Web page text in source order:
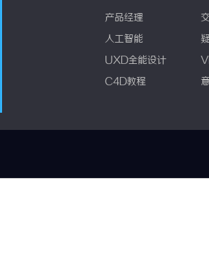
产品经理
人工智能
UXD全能设计
C4D教程